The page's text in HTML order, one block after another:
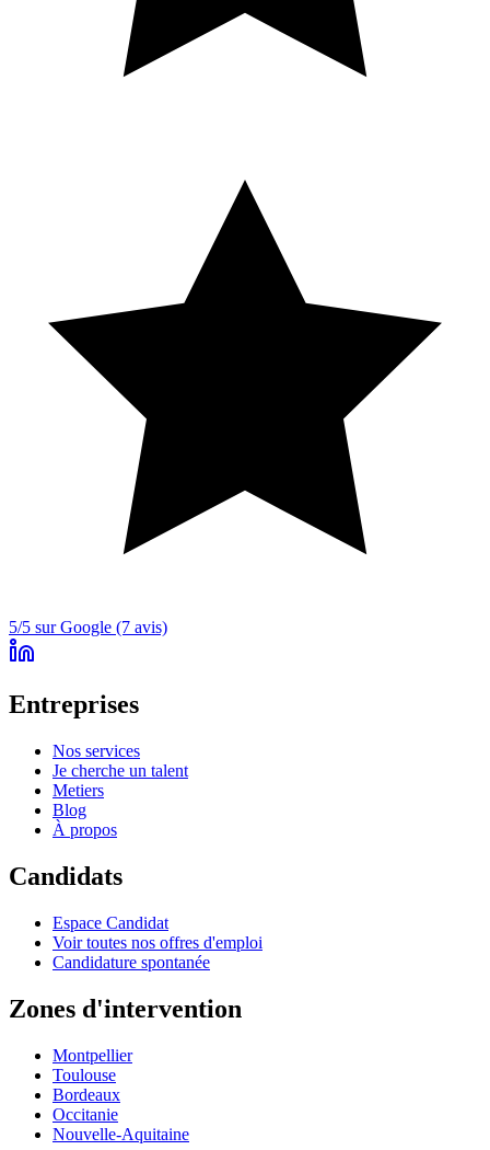
5/5 sur Google (7 avis)
Entreprises
Nos services
Je cherche un talent
Metiers
Blog
À propos
Candidats
Espace Candidat
Voir toutes nos offres d'emploi
Candidature spontanée
Zones d'intervention
Montpellier
Toulouse
Bordeaux
Occitanie
Nouvelle-Aquitaine